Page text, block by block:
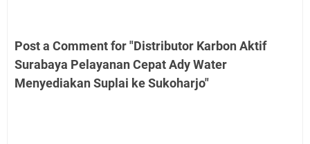
Post a Comment for "Distributor Karbon Aktif
Surabaya Pelayanan Cepat Ady Water
Menyediakan Suplai ke Sukoharjo"